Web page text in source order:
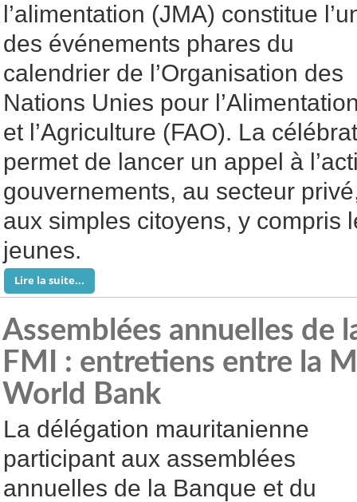
l’alimentation (JMA) constitue
des événements phares du
calendrier de l’Organisation des
Nations Unies pour
et l’Agriculture (FAO). La
permet de lancer un appel à
gouvernements, au secteur
aux simples citoyens, y compris
jeunes.
Lire la suite...
Assemblées annuelles de
FMI : entretiens entre la
World Bank
La délégation mauritanienne
participant aux assemblées
annuelles de la Banque et du